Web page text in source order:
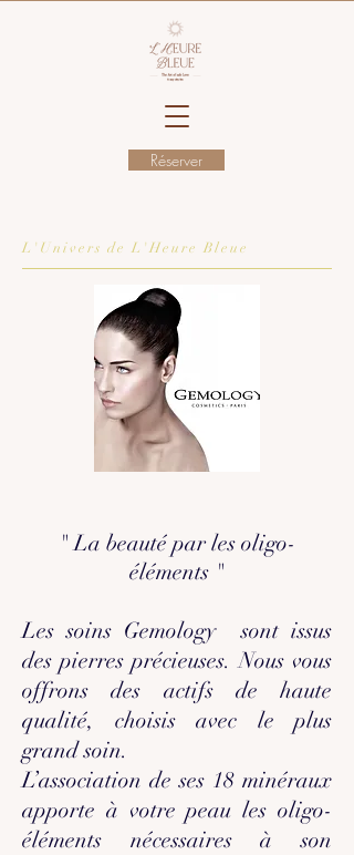
Réserver
L'Univers de L'Heure Bleue
" La beauté par les oligo-
éléments "
Les soins Gemology sont issus
des pierres précieuses. Nous vous
offrons des actifs de haute
qualité, choisis avec le plus
grand soin.
L’association de ses 18 minéraux
apporte à votre peau les oligo-
éléments nécessaires à son